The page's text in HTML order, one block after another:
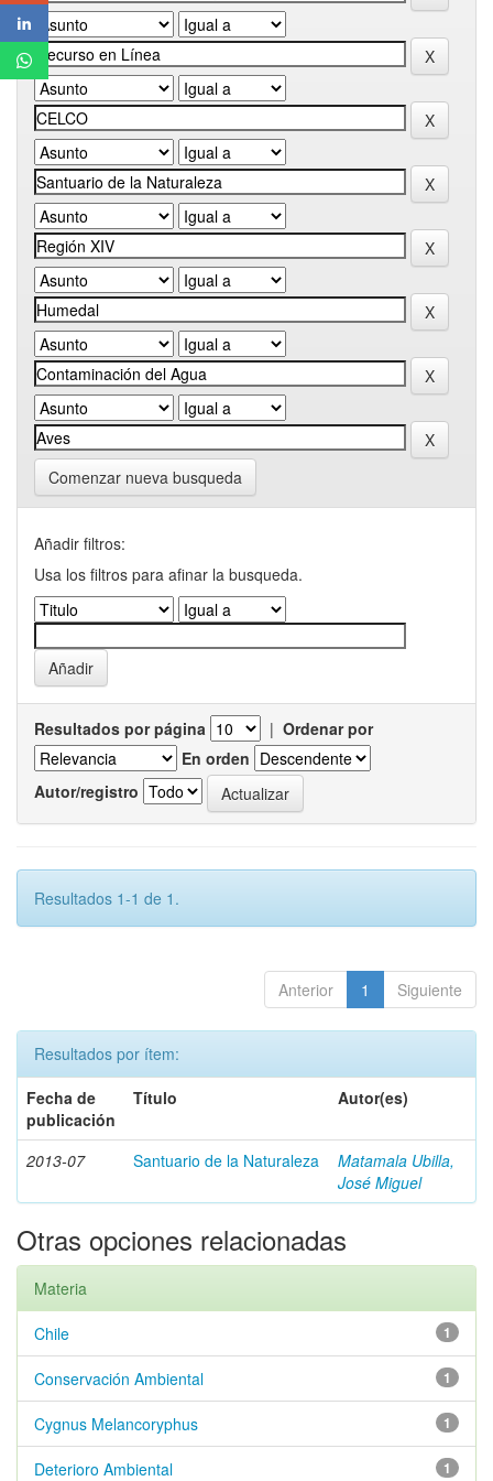
Comenzar nueva busqueda
Añadir filtros:
Usa los filtros para afinar la busqueda.
Resultados por página | Ordenar por
En orden
Autor/registro
Resultados 1-1 de 1.
Anterior 1 Siguiente
Resultados por ítem:
Fecha de
publicación
Título Autor(es)
2013-07 Santuario de la Naturaleza
Matamala Ubilla,
José Miguel
Otras opciones relacionadas
Materia
1
Chile
1
Conservación Ambiental
1
Cygnus Melancoryphus
1
Deterioro Ambiental